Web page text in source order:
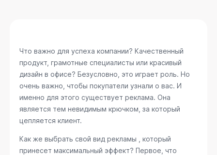
Что важно для успеха компании? Качественный
продукт, грамотные специалисты или красивый
дизайн в офисе? Безусловно, это играет роль. Но
очень важно, чтобы покупатели узнали о вас. И
именно для этого существует реклама. Она
является тем невидимым крючком, за который
цепляется клиент.
Как же выбрать свой вид рекламы , который
принесет максимальный эффект? Первое, что